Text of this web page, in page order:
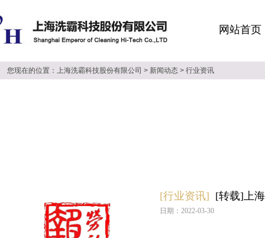
网站首页
[行业资讯] [转载]上
日期：2022-03-30
您现在的位置： 上海洗霸科技股份有限公司 > 新闻动态 > 行业资讯